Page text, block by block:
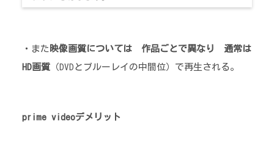
・また 映像画質については 作品ごとで異なり 通常は
HD画質 （DVDとブルーレイの中間位）で再生される。
prime videoデメリット